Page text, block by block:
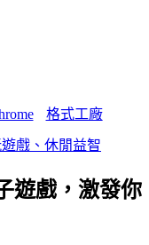
格式工廠
戲、休閒益智
遊戲，激發你